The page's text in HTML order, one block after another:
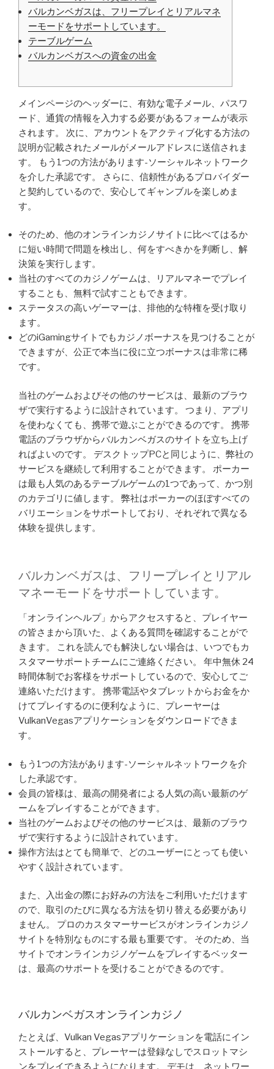
バルカンベガスは、フリープレイとリアルマネ
ーモードをサポートしています。
テーブルゲーム
バルカンベガスへの資金の出金
メインページのヘッダーに、有効な電子メール、パスワ
ード、通貨の情報を入力する必要があるフォームが表示
されます。 次に、アカウントをアクティブ化する方法の
説明が記載されたメールがメールアドレスに送信されま
す。 もう1つの方法があります-ソーシャルネットワーク
を介した承認です。 さらに、信頼性があるプロバイダー
と契約しているので、安心してギャンブルを楽しめま
す。
そのため、他のオンラインカジノサイトに比べてはるか
に短い時間で問題を検出し、何をすべきかを判断し、解
決策を実行します。
当社のすべてのカジノゲームは、リアルマネーでプレイ
することも、無料で試すこともできます。
ステータスの高いゲーマーは、排他的な特権を受け取り
ます。
どのiGamingサイトでもカジノボーナスを見つけることが
できますが、公正で本当に役に立つボーナスは非常に稀
です。
当社のゲームおよびその他のサービスは、最新のブラウ
ザで実行するように設計されています。 つまり、アプリ
を使わなくても、携帯で遊ぶことができるのです。 携帯
電話のブラウザからバルカンベガスのサイトを立ち上げ
ればよいのです。 デスクトップPCと同じように、弊社の
サービスを継続して利用することができます。 ポーカー
は最も人気のあるテーブルゲームの1つであって、かつ別
のカテゴリに値します。 弊社はポーカーのほぼすべての
バリエーションをサポートしており、それぞれで異なる
体験を提供します。
バルカンベガスは、フリープレイとリアル
マネーモードをサポートしています。
「オンラインヘルプ」からアクセスすると、プレイヤー
の皆さまから頂いた、よくある質問を確認することがで
きます。 これを読んでも解決しない場合は、いつでもカ
スタマーサポートチームにご連絡ください。 年中無休 24
時間体制でお客様をサポートしているので、安心してご
連絡いただけます。 携帯電話やタブレットからお金をか
けてプレイするのに便利なように、プレーヤーは
VulkanVegasアプリケーションをダウンロードできま
す。
もう1つの方法があります-ソーシャルネットワークを介
した承認です。
会員の皆様は、最高の開発者による人気の高い最新のゲ
ームをプレイすることができます。
当社のゲームおよびその他のサービスは、最新のブラウ
ザで実行するように設計されています。
操作方法はとても簡単で、どのユーザーにとっても使い
やすく設計されています。
また、入出金の際にお好みの方法をご利用いただけます
ので、取引のたびに異なる方法を切り替える必要があり
ません。 プロのカスタマーサービスがオンラインカジノ
サイトを特別なものにする最も重要です。 そのため、当
サイトでオンラインカジノゲームをプレイするベッター
は、最高のサポートを受けることができるのです。
バルカンベガスオンラインカジノ
たとえば、Vulkan Vegasアプリケーションを電話にイン
ストールすると、プレーヤーは登録なしでスロットマシ
ンをプレイできるようになります。 デモは、ネットワー